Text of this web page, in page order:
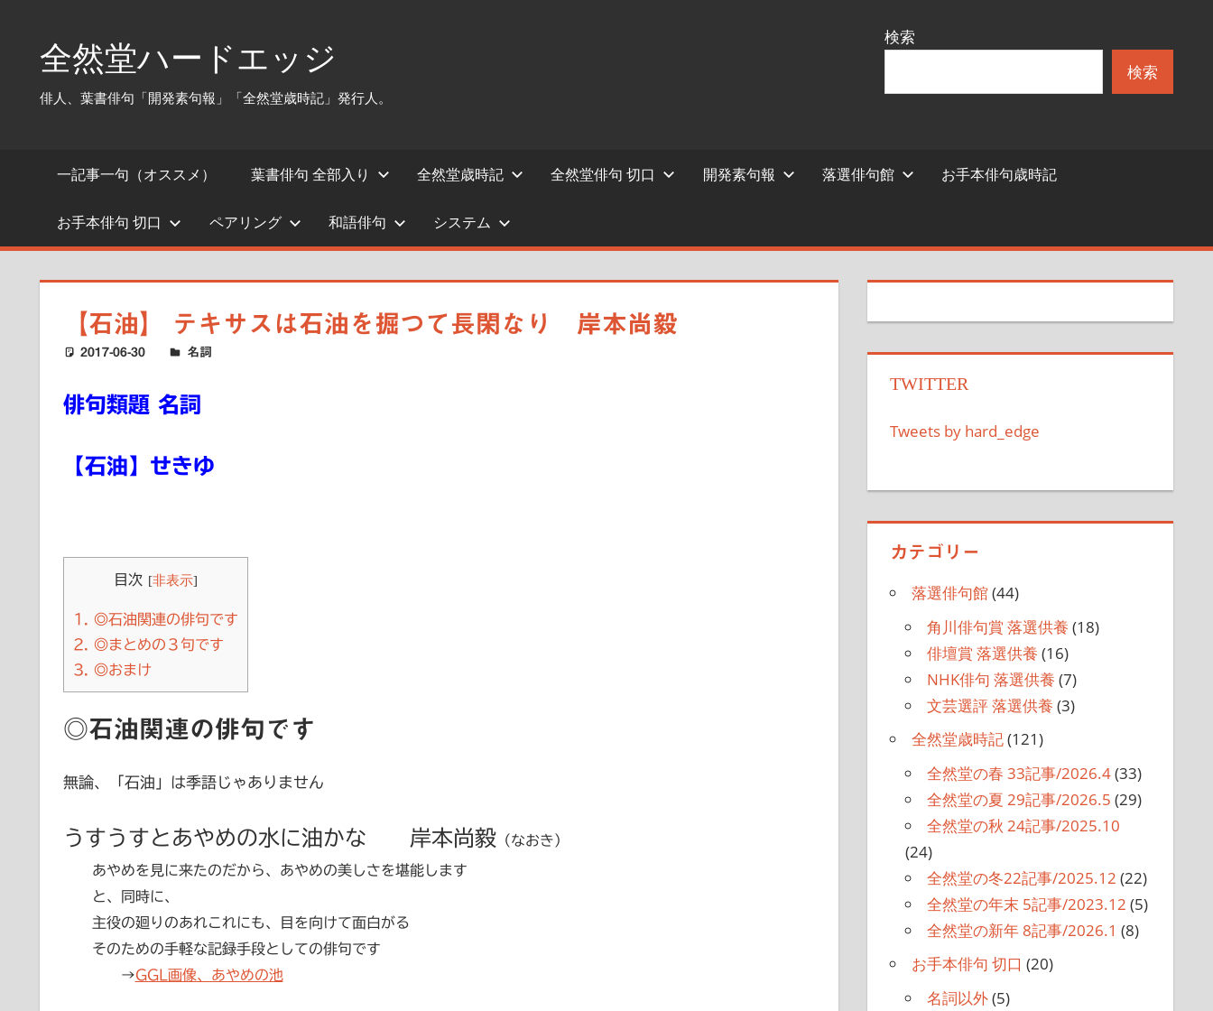
プ
全然堂ハードエッジ
俳人、葉書俳句「開発素句報」「全然堂歳時記」発行人。
検索
検索
一記事一句（オススメ） 葉書俳句 全部入り 全然堂歳時記 全然堂俳句 切口 開発素句報 落選俳句館 お手本俳句歳時記
お手本俳句 切口 ペアリング 和語俳句 システム
【石油】 テキサスは石油を掘つて長閑なり 岸本尚毅
2017-06-30 ハードエッジ
名詞
俳句類題 名詞
【石油】せきゆ
目次 [非表示]
1.
◎石油関連の俳句です
2.
◎まとめの３句です
3.
◎おまけ
◎石油関連の俳句です
無論、「石油」は季語じゃありません
うすうすとあやめの水に油かな 岸本尚毅 （なおき）
あやめを見に来たのだから、あやめの美しさを堪能します
と、同時に、
主役の廻りのあれこれにも、目を向けて面白がる
そのための手軽な記録手段としての俳句です
→GGL画像、あやめの池
TWITTER
Tweets by hard_edge
カテゴリー
落選俳句館(44)
角川俳句賞 落選供養 (18)
俳壇賞 落選供養 (16)
NHK俳句 落選供養 (7)
文芸選評 落選供養 (3)
全然堂歳時記(121)
全然堂の春 33記事/2026.4(33)
全然堂の夏 29記事/2026.5 (29)
全然堂の秋 24記事/2025.10
(24)
全然堂の冬22記事/2025.12 (22)
全然堂の年末 5記事/2023.12 (5)
全然堂の新年 8記事/2026.1 (8)
お手本俳句 切口 (20)
名詞以外(5)